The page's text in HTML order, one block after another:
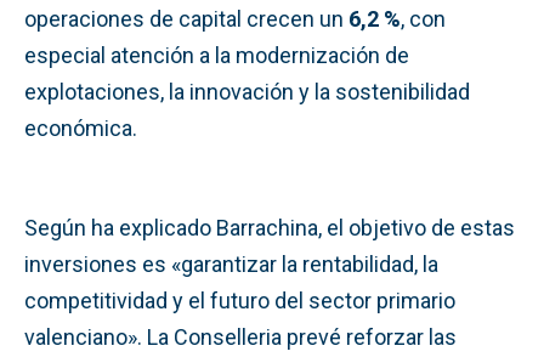
operaciones de capital crecen un 6,2 %, con
especial atención a la modernización de
explotaciones, la innovación y la sostenibilidad
económica.
Según ha explicado Barrachina, el objetivo de estas
inversiones es «garantizar la rentabilidad, la
competitividad y el futuro del sector primario
valenciano». La Conselleria prevé reforzar las